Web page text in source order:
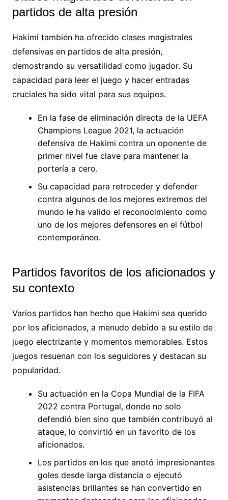
partidos de alta presión
Hakimi también ha ofrecido clases magistrales
defensivas en partidos de alta presión,
demostrando su versatilidad como jugador. Su
capacidad para leer el juego y hacer entradas
cruciales ha sido vital para sus equipos.
En la fase de eliminación directa de la UEFA
Champions League 2021, la actuación
defensiva de Hakimi contra un oponente de
primer nivel fue clave para mantener la
portería a cero.
Su capacidad para retroceder y defender
contra algunos de los mejores extremos del
mundo le ha valido el reconocimiento como
uno de los mejores defensores en el fútbol
contemporáneo.
Partidos favoritos de los aficionados y
su contexto
Varios partidos han hecho que Hakimi sea querido
por los aficionados, a menudo debido a su estilo de
juego electrizante y momentos memorables. Estos
juegos resuenan con los seguidores y destacan su
popularidad.
Su actuación en la Copa Mundial de la FIFA
2022 contra Portugal, donde no solo
defendió bien sino que también contribuyó al
ataque, lo convirtió en un favorito de los
aficionados.
Los partidos en los que anotó impresionantes
goles desde larga distancia o ejecutó
asistencias brillantes se han convertido en